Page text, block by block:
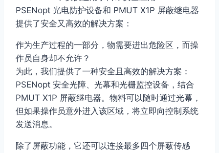
PSENopt 光电防护设备和 PMUT X1P 屏蔽继电器
提供了安全又高效的解决方案：
作为生产过程的一部分，物需要进出危险区，而操
作员自身却不允许？
为此，我们提供了一种安全且高效的解决方案：
PSENopt 安全光障、光幕和光栅监控设备，结合
PMUT X1P 屏蔽继电器。物料可以随时通过光幕，
但如果操作员意外进入该区域，将立即向控制系统
发送消息。
除了屏蔽功能，它还可以连接最多四个屏蔽传感